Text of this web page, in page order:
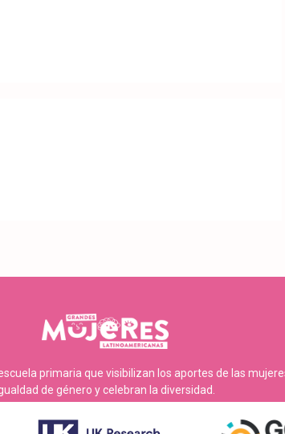
primaria que visibilizan los aportes de las
de género y celebran la diversidad.